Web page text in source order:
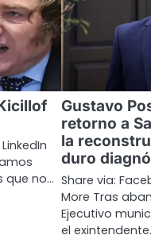
que no…
Gustavo
retorno a
la
duro
Share via:
More Tras
Ejecutivo
el